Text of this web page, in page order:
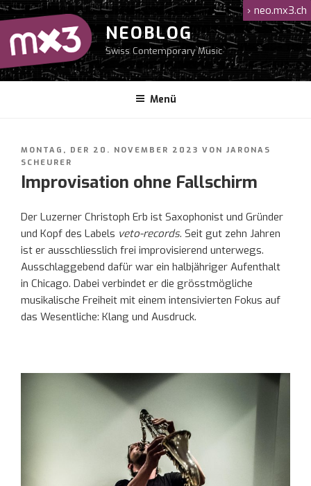
Zum
Inhalt
springen
NEOBLOG
Swiss Contemporary Music
Menü
› neo.mx3.ch
VERÖFFENTLICHT
AM
MONTAG, DER 20. NOVEMBER 2023 VON JARONAS
SCHEURER
Improvisation ohne Fallschirm
Der Luzerner Christoph Erb ist Saxophonist und Gründer
und Kopf des Labels veto-records. Seit gut zehn Jahren
ist er ausschliesslich frei improvisierend unterwegs.
Ausschlaggebend dafür war ein halbjähriger Aufenthalt
in Chicago. Dabei verbindet er die grösstmögliche
musikalische Freiheit mit einem intensivierten Fokus auf
das Wesentliche: Klang und Ausdruck.